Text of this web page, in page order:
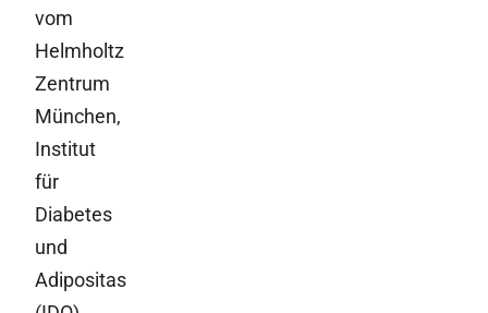
vom
Helmholtz
Zentrum
München,
Institut
für
Diabetes
und
Adipositas